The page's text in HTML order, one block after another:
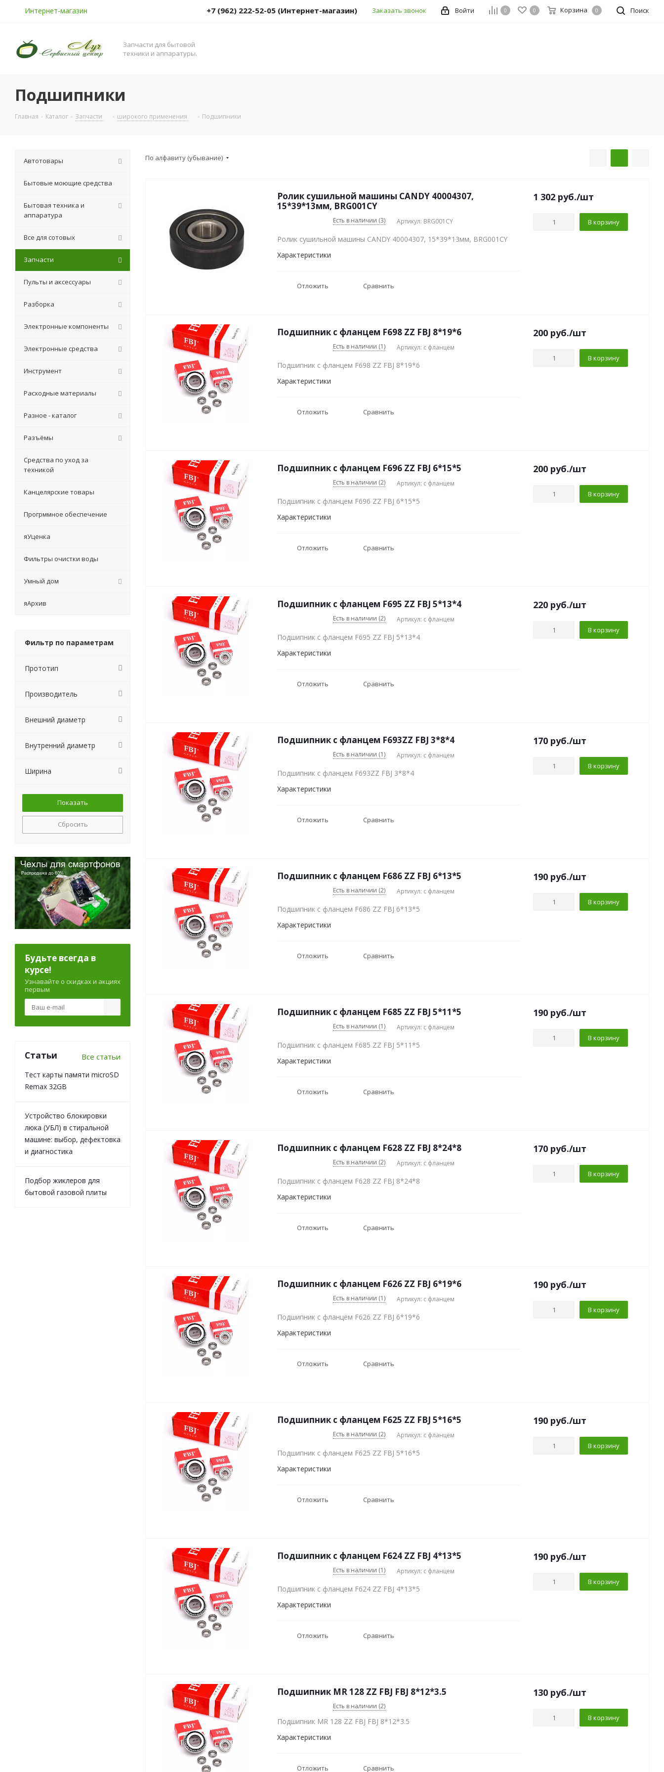
Интернет-магазин Поиск
0 0 Корзина 0
Войти
+7 (962) 222-52-05 (Интернет-магазин) Заказать звонок
Запчасти для бытовой
техники и аппаратуры.
Подшипники
Главная - Каталог - Запчасти - широкого применения - Подшипники
По алфавиту (убывание)
Ролик сушильной машины CANDY 40004307,
15*39*13мм, BRG001CY
Есть в наличии (3) Артикул: BRG001CY
Ролик сушильной машины CANDY 40004307, 15*39*13мм, BRG001CY
Характеристики
Отложить Сравнить
1 302 руб./шт
В корзину
Подшипник с фланцем F698 ZZ FBJ 8*19*6
Есть в наличии (1) Артикул: с фланцем
Подшипник с фланцем F698 ZZ FBJ 8*19*6
Характеристики
Отложить Сравнить
200 руб./шт
В корзину
Подшипник с фланцем F696 ZZ FBJ 6*15*5
Есть в наличии (2) Артикул: с фланцем
Подшипник с фланцем F696 ZZ FBJ 6*15*5
Характеристики
Отложить Сравнить
200 руб./шт
В корзину
Подшипник с фланцем F695 ZZ FBJ 5*13*4
Есть в наличии (2) Артикул: с фланцем
Подшипник с фланцем F695 ZZ FBJ 5*13*4
Характеристики
Отложить Сравнить
220 руб./шт
В корзину
Подшипник с фланцем F693ZZ FBJ 3*8*4
Есть в наличии (1) Артикул: с фланцем
Подшипник с фланцем F693ZZ FBJ 3*8*4
Характеристики
Отложить Сравнить
170 руб./шт
В корзину
Подшипник с фланцем F686 ZZ FBJ 6*13*5
Есть в наличии (2) Артикул: с фланцем
Подшипник с фланцем F686 ZZ FBJ 6*13*5
Характеристики
Отложить Сравнить
190 руб./шт
В корзину
Подшипник с фланцем F685 ZZ FBJ 5*11*5
Есть в наличии (1) Артикул: с фланцем
Подшипник с фланцем F685 ZZ FBJ 5*11*5
Характеристики
Отложить Сравнить
190 руб./шт
В корзину
Подшипник с фланцем F628 ZZ FBJ 8*24*8
Есть в наличии (2) Артикул: с фланцем
Подшипник с фланцем F628 ZZ FBJ 8*24*8
Характеристики
Отложить Сравнить
170 руб./шт
В корзину
Подшипник с фланцем F626 ZZ FBJ 6*19*6
Есть в наличии (1) Артикул: с фланцем
Подшипник с фланцем F626 ZZ FBJ 6*19*6
Характеристики
Отложить Сравнить
190 руб./шт
В корзину
Подшипник с фланцем F625 ZZ FBJ 5*16*5
Есть в наличии (2) Артикул: с фланцем
Подшипник с фланцем F625 ZZ FBJ 5*16*5
Характеристики
Отложить Сравнить
190 руб./шт
В корзину
Подшипник с фланцем F624 ZZ FBJ 4*13*5
Есть в наличии (1) Артикул: с фланцем
Подшипник с фланцем F624 ZZ FBJ 4*13*5
Характеристики
Отложить Сравнить
190 руб./шт
В корзину
Подшипник MR 128 ZZ FBJ FBJ 8*12*3.5
Есть в наличии (2)
Подшипник MR 128 ZZ FBJ FBJ 8*12*3.5
Характеристики
Отложить Сравнить
130 руб./шт
В корзину
Автотовары
Бытовые моющие средства
Бытовая техника и
аппаратура
Все для сотовых
Запчасти
Пульты и аксессуары
Разборка
Электронные компоненты
Электронные средства
Инструмент
Расходные материалы
Разное - каталог
Разъёмы
Средства по уход за
техникой
Канцелярские товары
Прогрммное обеспечение
яУценка
Фильтры очистки воды
Умный дом
яАрхив
Фильтр по параметрам
Прототип
Производитель
Внешний диаметр
Внутренний диаметр
Ширина
Сбросить
Будьте всегда в
курсе!
Узнавайте о скидках и акциях
первым
Статьи Все статьи
Тест карты памяти microSD
Remax 32GB
Устройство блокировки
люка (УБЛ) в стиральной
машине: выбор, дефектовка
и диагностика
Подбор жиклеров для
бытовой газовой плиты